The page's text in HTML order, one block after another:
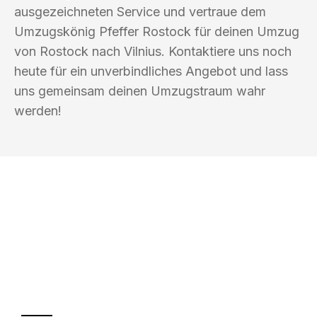
ausgezeichneten Service und vertraue dem
Umzugskönig Pfeffer Rostock für deinen Umzug
von Rostock nach Vilnius. Kontaktiere uns noch
heute für ein unverbindliches Angebot und lass
uns gemeinsam deinen Umzugstraum wahr
werden!